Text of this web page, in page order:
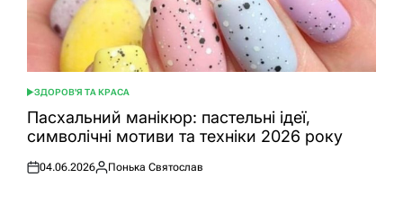
ОПУБЛІКУВАТИ
У
ЗДОРОВ'Я ТА КРАСА
Пасхальний манікюр: пастельні ідеї,
символічні мотиви та техніки 2026 року
Оприлюднено
04.06.2026
Опубліковано
Понька Святослав